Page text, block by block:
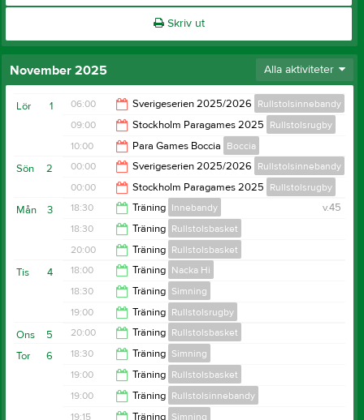
Skriv ut
November 2025 Alla aktiviteter
1
Lör v.44
06:00 Sverigeserien 2025/2026 Rullstolsinnebandy
00:00
09:00 Stockholm Paragames 2025 Rullstolsrugby
00:00
10:00 Para Games Boccia Boccia
18:00
2
Sön 00:00 Sverigeserien 2025/2026 Rullstolsinnebandy
20:00
00:00 Stockholm Paragames 2025 Rullstolsrugby
17:00
3
Mån v.45
18:30 Träning Innebandy
19:30
18:30 Träning Rullstolsbasket
20:00
20:00 Träning Rullstolsbasket
22:00
4
Tis 18:00 Träning Nacka Hi
20:00
18:30 Träning Simning
20:00
19:00 Träning Rullstolsrugby
20:30
5
Ons 20:00 Träning Rullstolsbasket
21:30
6
Tor 18:30 Träning Simning
20:00
19:00 Träning Rullstolsbasket
21:00
19:00 Träning Rullstolsinnebandy
19:15 Träning Simning